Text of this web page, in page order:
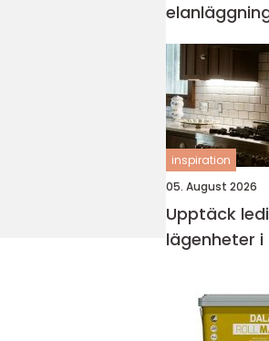
inspiration
05. August 2026
Upptäck
lägenheter i